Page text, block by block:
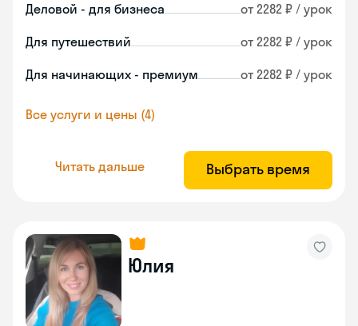
Деловой - для бизнеса от 2282 ₽ / урок
Для путешествий от 2282 ₽ / урок
Для начинающих - премиум от 2282 ₽ / урок
Все услуги и цены (4)
Читать дальше Выбрать время
Юлия